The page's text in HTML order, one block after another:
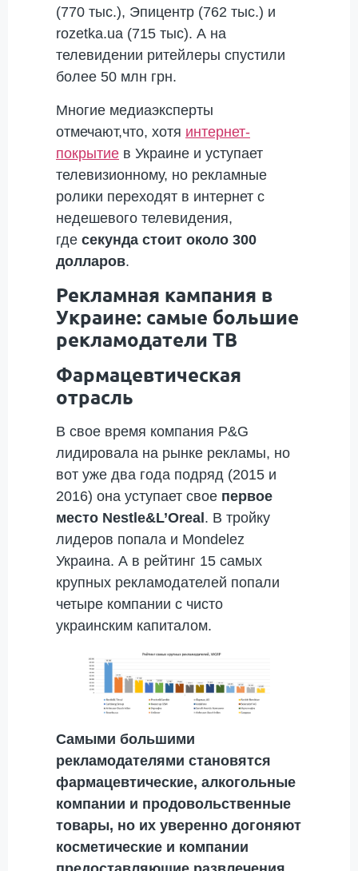
(770 тыс.), Эпицентр (762 тыс.) и
rozetka.ua (715 тыс). А на
телевидении ритейлеры спустили
более 50 млн грн.
Многие медиаэксперты
отмечают,что, хотя интернет-
покрытие в Украине и уступает
телевизионному, но рекламные
ролики переходят в интернет с
недешевого телевидения,
где секунда стоит около 300
долларов.
Рекламная кампания в
Украине: самые большие
рекламодатели ТВ
Фармацевтическая
отрасль
В свое время компания P&G
лидировала на рынке рекламы, но
вот уже два года подряд (2015 и
2016) она уступает свое первое
место Nestle&L’Oreal . В тройку
лидеров попала и Mondelez
Украина. А в рейтинг 15 самых
крупных рекламодателей попали
четыре компании с чисто
украинским капиталом.
Самыми большими
рекламодателями становятся
фармацевтические, алкогольные
компании и продовольственные
товары, но их уверенно догоняют
косметические и компании